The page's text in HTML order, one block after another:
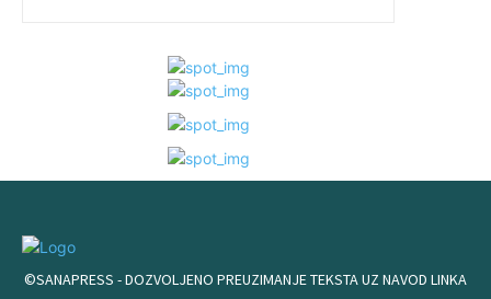
©SANAPRESS - DOZVOLJENO PREUZIMANJE TEKSTA UZ NAVOD LINKA